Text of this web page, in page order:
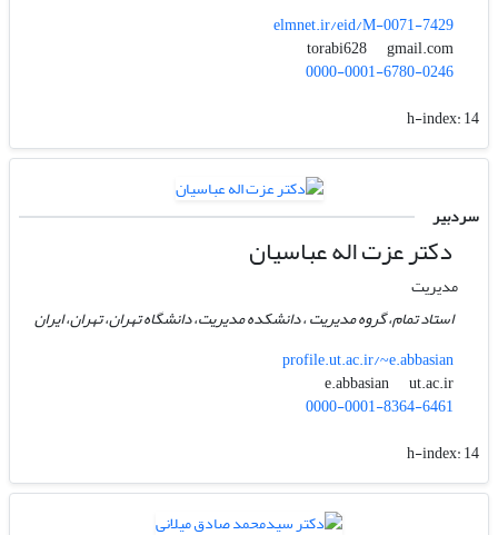
elmnet.ir/eid/M-0071-7429
torabi628
gmail.com
0000-0001-6780-0246
h-index:14
سردبیر
دکتر عزت اله عباسیان
مدیریت
استاد تمام، گروه مدیریت ، دانشکده مدیریت، دانشگاه تهران، تهران، ایران
profile.ut.ac.ir/~e.abbasian
e.abbasian
ut.ac.ir
0000-0001-8364-6461
h-index:14